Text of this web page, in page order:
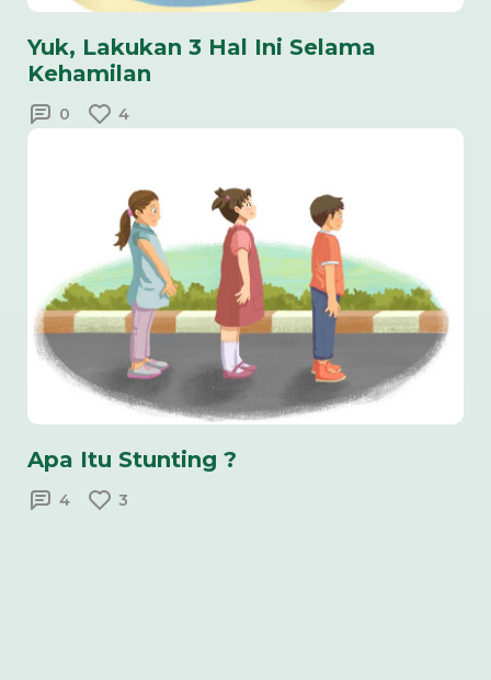
Yuk, Lakukan 3 Hal Ini Selama
Kehamilan
0 4
Apa Itu Stunting ?
4 3